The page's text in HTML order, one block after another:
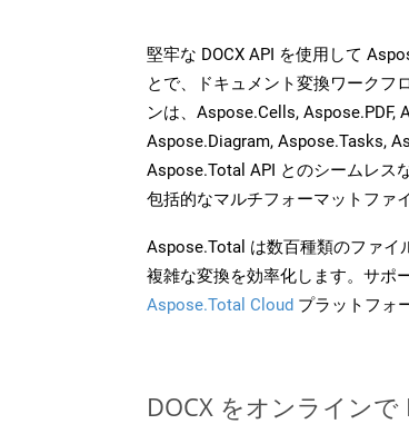
堅牢な DOCX API を使用して
とで、ドキュメント変換ワークフ
ンは、Aspose.Cells, Aspose.PDF,
Aspose.Diagram, Aspose.Tasks,
Aspose.Total API とのシームレス
包括的なマルチフォーマットファ
Aspose.Total は数百種類のファイ
複雑な変換を効率化します。サポ
Aspose.Total Cloud プラットフォ
DOCX をオンライン